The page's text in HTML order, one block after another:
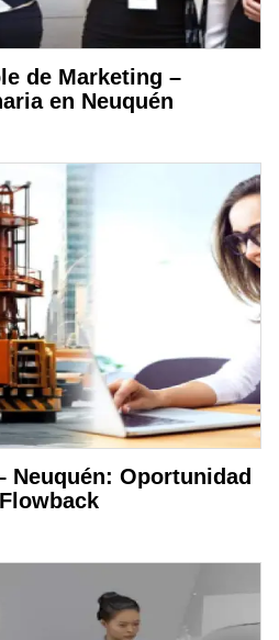
de Marketing –
en Neuquén
Neuquén: Oportunidad